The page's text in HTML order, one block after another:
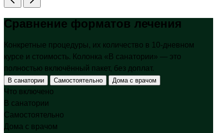
Сравнение форматов лечения
Конкретные процедуры, их количество в 10-дневном
курсе и стоимость. Колонка «В санатории» — это
полностью включённый пакет, без доплат.
В санатории Самостоятельно Дома с врачом
Что включено
В санатории
Самостоятельно
Дома с врачом